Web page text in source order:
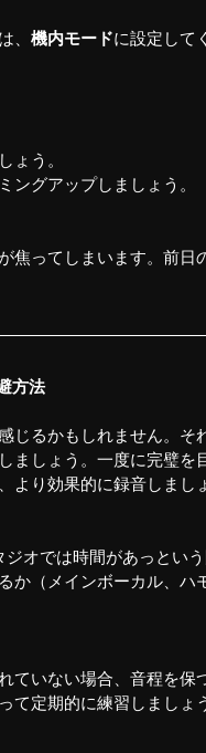
、 機内モードに設定して
ょう。
ングアップしましょう。
焦ってしまいます。前日
方法
じるかもしれません。そ
ましょう。一度に完璧を
より効果的に録音しまし
オでは時間があっとい
か（メインボーカル、ハ
ていない場合、音程を保
て定期的に練習しまし